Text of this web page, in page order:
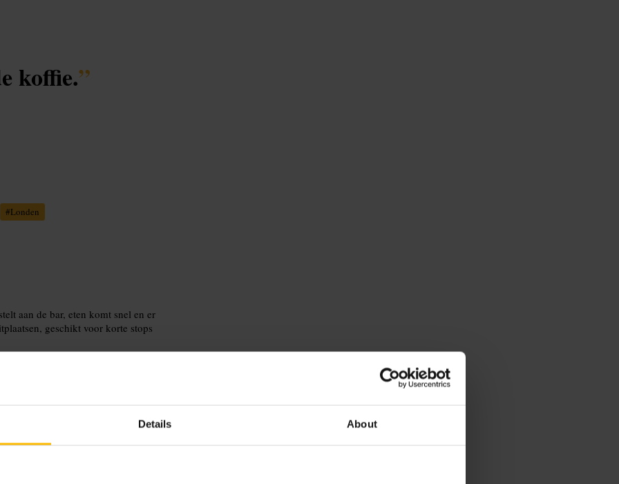
Details About
koffie.”
#Londen
aan de bar, eten komt snel en er
geschikt voor korte stops
en haal af of zoek een plek
allergieën. Combineer een omelet